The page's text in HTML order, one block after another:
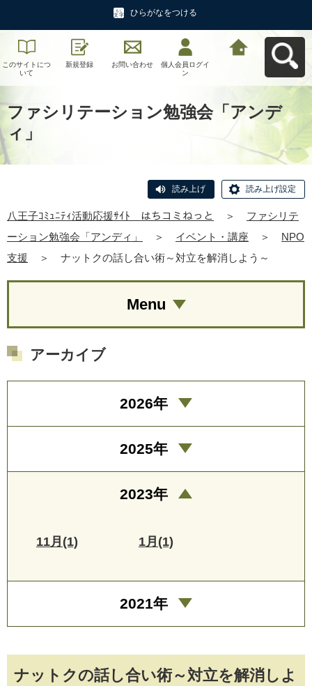
ひらがなをつける
このサイトにつ
いて
新規登録 お問い合わせ
個人会員ログイ
ン
ファシリテーション勉強会「アンデ
ィ」
読み上げ 読み上げ設定
八王子ｺﾐｭﾆﾃｨ活動応援ｻｲﾄ はちコミねっと ＞
ファシリテ
ーション勉強会「アンディ」
＞ イベント・講座 ＞
NPO
支援
＞ ナットクの話し合い術～対立を解消しよう～
ナットクの話し合い術～対立を解消しよ
Menu
アーカイブ
2026年
2025年
2023年
11月(1) 1月(1)
2021年